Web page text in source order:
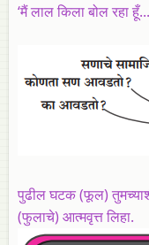
‘मैं लाल किला बोल रहा
पुढील घटक (फूल)
(फुलाचे) आत्मवृत्त लिहा.